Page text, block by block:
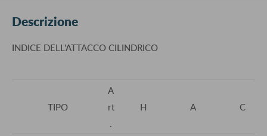
Descrizione
INDICE DELL'ATTACCO CILINDRICO
TIPO
A
rt
.
H A C